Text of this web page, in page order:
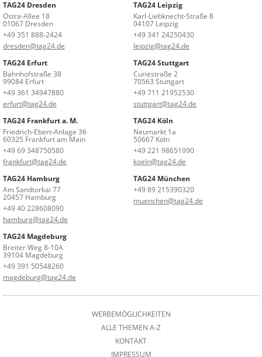
TAG24 Dresden
Ostra-Allee 18
01067 Dresden
+49 351 888-2424
dresden@tag24.de
TAG24 Leipzig
Karl-Liebknecht-Straße 8
04107 Leipzig
+49 341 24250430
leipzig@tag24.de
TAG24 Erfurt
Bahnhofstraße 38
99084 Erfurt
+49 361 34947880
erfurt@tag24.de
TAG24 Stuttgart
Curiestraße 2
70563 Stuttgart
+49 711 21952530
stuttgart@tag24.de
TAG24 Frankfurt a. M.
Friedrich-Ebert-Anlage 36
60325 Frankfurt am Main
+49 69 348750580
frankfurt@tag24.de
TAG24 Köln
Neumarkt 1a
50667 Köln
+49 221 98651990
koeln@tag24.de
TAG24 Hamburg
Am Sandtorkai 77
20457 Hamburg
+49 40 228608090
hamburg@tag24.de
TAG24 München
+49 89 215390320
muenchen@tag24.de
TAG24 Magdeburg
Breiter Weg 8-10A
39104 Magdeburg
+49 391 50548260
magdeburg@tag24.de
WERBEMÖGLICHKEITEN
ALLE THEMEN A-Z
KONTAKT
IMPRESSUM